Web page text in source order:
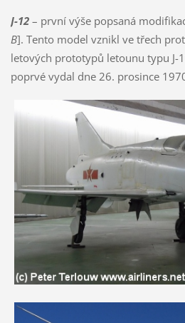
J-12– první výše popsaná
B]. Tento model vznikl ve třech
letových prototypů letounu typu J-
poprvé vydal dne 26. prosince